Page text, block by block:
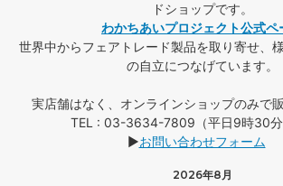
ドショップです。
わかちあいプロジェクト公式ペ
世界中からフェアトレード製品を取り寄せ、
の自立につなげています。
実店舗はなく、オンラインショップのみで
TEL : 03-3634-7809（平日9時30分
▶お問い合わせフォーム
2026年8月